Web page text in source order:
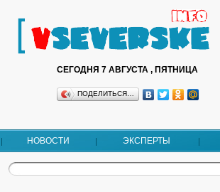
СЕГОДНЯ 7 АВГУСТА , ПЯТНИЦА
ПОДЕЛИТЬСЯ…
НОВОСТИ ЭКСПЕРТЫ